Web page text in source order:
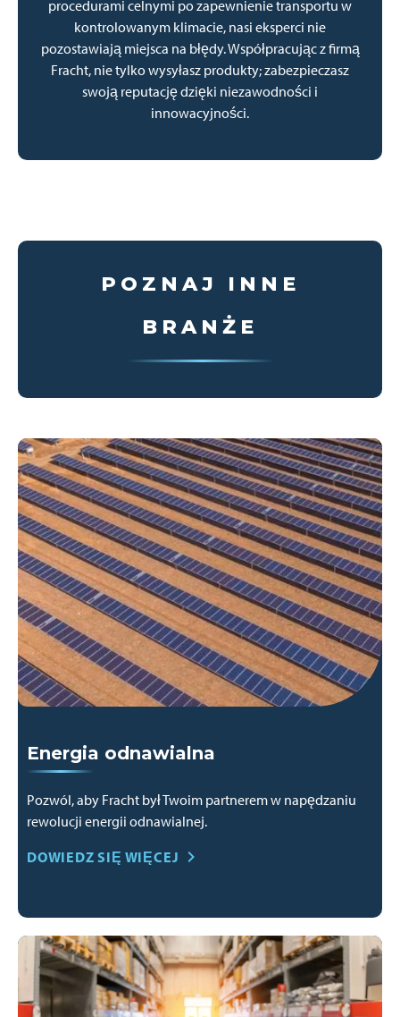
procedurami celnymi po zapewnienie transportu w
kontrolowanym klimacie, nasi eksperci nie
pozostawiają miejsca na błędy. Współpracując z firmą
Fracht, nie tylko wysyłasz produkty; zabezpieczasz
swoją reputację dzięki niezawodności i
innowacyjności.
POZNAJ INNE
BRANŻE
Energia odnawialna
Pozwól, aby Fracht był Twoim partnerem w napędzaniu
rewolucji energii odnawialnej.
DOWIEDZ SIĘ WIĘCEJ